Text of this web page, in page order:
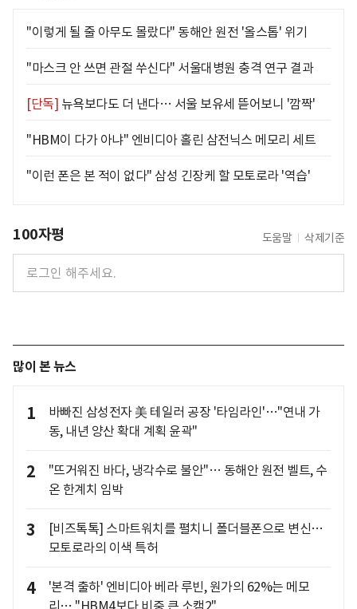
"이렇게 될 줄 아무도 몰랐다" 동해안 원전 '올스톱' 위기
"마스크 안 쓰면 관절 쑤신다" 서울대병원 충격 연구 결과
[단독] 뉴욕보다도 더 낸다… 서울 보유세 뜯어보니 '깜짝'
"HBM이 다가 아냐" 엔비디아 홀린 삼전닉스 메모리 세트
"이런 폰은 본 적이 없다" 삼성 긴장케 할 모토로라 '역습'
100자평 도움말 삭제기준
많이 본 뉴스
1
바빠진 삼성전자 美 테일러 공장 '타임라인'…"연내 가
동, 내년 양산 확대 계획 윤곽"
2
"뜨거워진 바다, 냉각수로 불안"… 동해안 원전 벨트, 수
온 한계치 임박
3
[비즈톡톡] 스마트워치를 펼치니 폴더블폰으로 변신…
모토로라의 이색 특허
4
'본격 출하' 엔비디아 베라 루빈, 원가의 62%는 메모
리… "HBM4보다 비중 큰 소캠2"